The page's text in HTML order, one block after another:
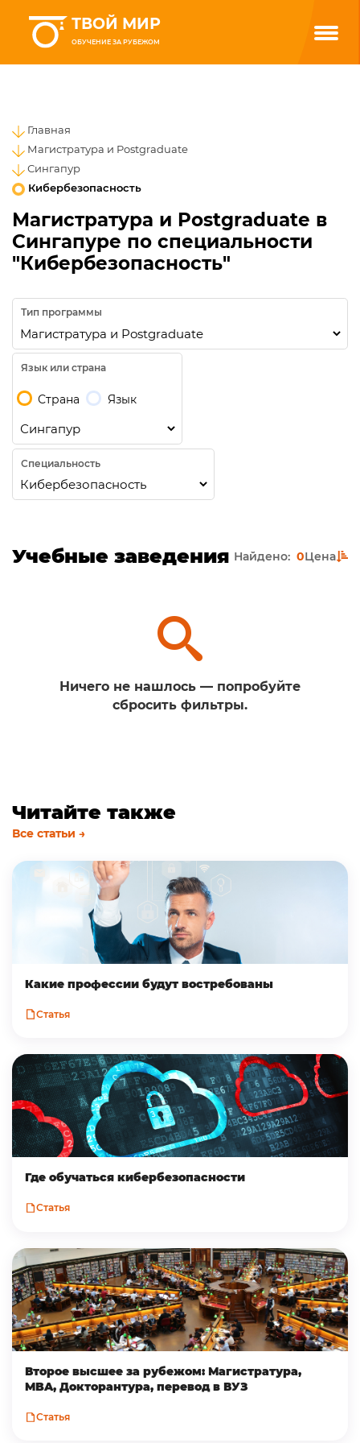
ТВОЙ МИР
ОБУЧЕНИЕ ЗА РУБЕЖОМ
Главная
Магистратура и Postgraduate
Сингапур
Кибербезопасность
Магистратура и Postgraduate в
Сингапуре по специальности
"Кибербезопасность"
Тип программы
Язык или страна
Страна Язык
Специальность
Учебные заведения Найдено: 0Цена
Ничего не нашлось — попробуйте
сбросить фильтры.
Читайте также
Все статьи →
Какие профессии будут востребованы
Статья
Где обучаться кибербезопасности
Статья
Второе высшее за рубежом: Магистратура,
MBA, Докторантура, перевод в ВУЗ
Статья